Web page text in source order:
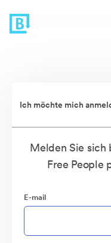
Ich möchte mich
Melden Sie sich
Free People
E-mail